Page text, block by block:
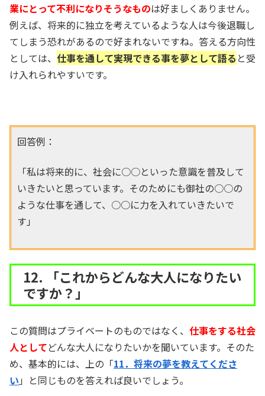
業にとって不利になりそうなものは好ましくありません。
例えば、将来的に独立を考えているような人は今後退職し
てしまう恐れがあるので好まれないですね。答える方向性
としては、 仕事を通して実現できる事を夢として語る と受
け入れられやすいです。
回答例：
「私は将来的に、社会に○○といった意識を普及して
いきたいと思っています。そのためにも御社の○○の
ような仕事を通して、○○に力を入れていきたいで
す」
12. 「これからどんな大人になりたい
ですか？」
この質問はプライベートのものではなく、 仕事をする社会
人としてどんな大人になりたいかを聞いています。そのた
め、基本的には、上の「11．将来の夢を教えてくださ
い 」と同じものを答えれば良いでしょう。